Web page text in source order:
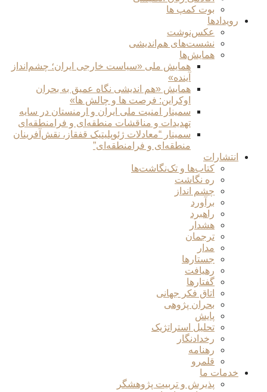
بوت کمپ ها
رویدادها
عکس‌نوشت
نشست‌های هم‌اندیشی
همایش‌ها
همایش ملی «سیاست خارجی ایران؛ چشم‌انداز
آینده»
همایش «هم اندیشی نگاه عمیق به بحران
اوکراین: فرصت ها و چالش ها»
سمینار امنیت ملی ایران و ارمنستان در سایه
تهدیدات و مناقشات منطقه‌ای و فرامنطقه‌ای
سمینار “معادلات ژئوپلیتیک قفقاز، نقش‌آفرینان
منطقه‌ای و فرامنطقه‌ای”
انتشارات
کتاب‌ها و تک‌نگاشت‌ها
ره نگاشت
چشم انداز
برآورد
راهبرد
هشدار
ترجمان
مدار
جستارها
رهیافت
گفتارها
اتاق فکر جهانی
بحران پژوهی
پایش
تحلیل استراتژیک
رخدادنگار
رهنامه
قلمرو
خدمات ما
پذیرش و تربیت پژوهشگر